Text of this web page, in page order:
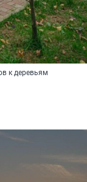
к деревьям